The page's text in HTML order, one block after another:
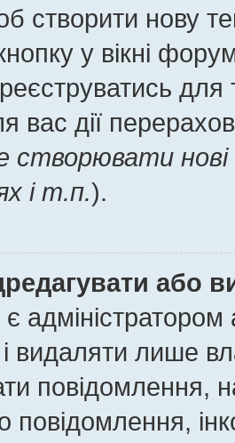
створити нову
кнопку у вікні
вас дії
створювати
і т.п.).
або
і видаляти лише
повідомлення,
повідомлення,